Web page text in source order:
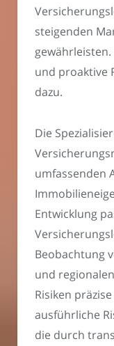
steigenden
und proaktive
dazu.
Die
umfassenden
Entwicklung
Beobachtung
und
Risiken
ausführliche
die durch